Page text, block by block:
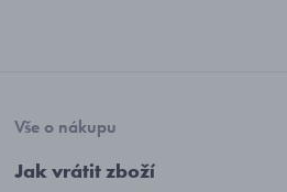
Vše o nákupu
Jak vrátit zboží